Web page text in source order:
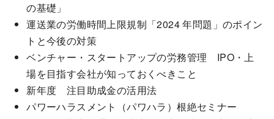
の基礎」
運送業の労働時間上限規制「2024 年問題」のポイン
トと今後の対策
ベンチャー・スタートアップの労務管理 IPO・上
場を目指す会社が知っておくべきこと
新年度 注目助成金の活用法
パワーハラスメント（パワハラ）根絶セミナー